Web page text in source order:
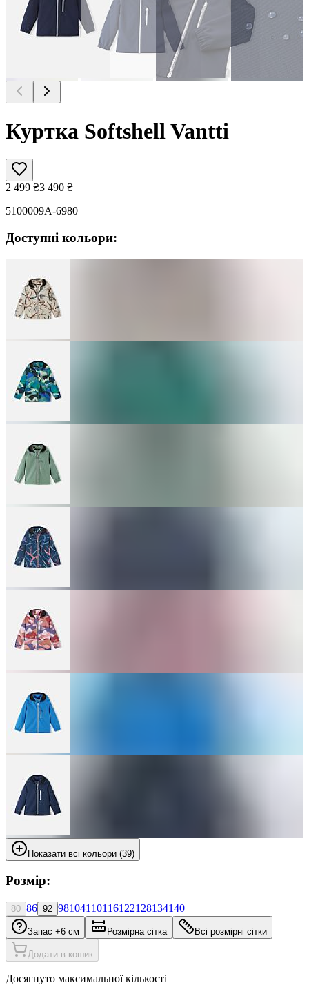
Куртка Softshell Vantti
2 499 ₴3 490 ₴
5100009A-6980
Доступні кольори:
Показати всі кольори (39)
Розмір:
80 86 92 98104110116122128134140
Запас +6 см Розмірна сітка Всі розмірні сітки
Додати в кошик
Досягнуто максимальної кількості